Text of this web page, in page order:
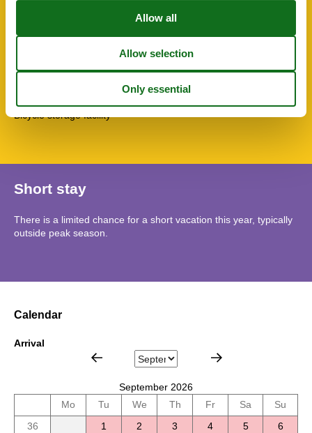
TV
Bicycle storage facility
Short stay
There is a limited chance for a short vacation this year, typically
outside peak season.
Calendar
Arrival
September 2026
Mo
Tu We Th Fr Sa
Su
36
1 2 3 4 5
6